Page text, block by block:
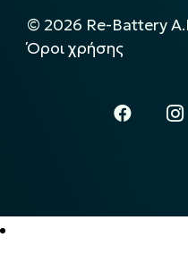
© 2026 Re-Battery
Όροι χρήσης